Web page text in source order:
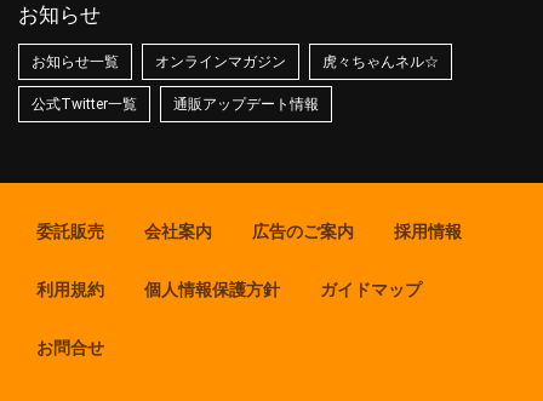
お知らせ
お知らせ一覧 オンラインマガジン 虎々ちゃんネル☆
公式Twitter一覧 通販アップデート情報
委託販売 会社案内 広告のご案内 採用情報
利用規約 個人情報保護方針 ガイドマップ
お問合せ